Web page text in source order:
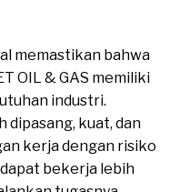
memastikan bahwa
OIL & GAS memiliki
industri.
dipasang, kuat, dan
kerja dengan risiko
bekerja lebih